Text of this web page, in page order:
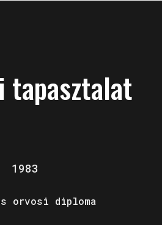
tapasztalat
1983
orvosi diploma